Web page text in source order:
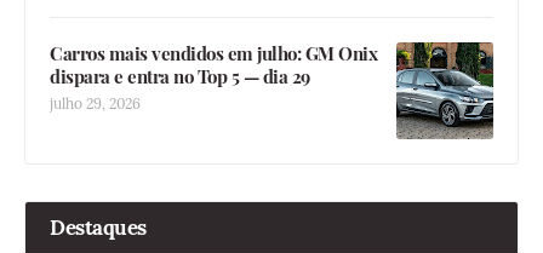
Carros mais vendidos em julho: GM Onix
dispara e entra no Top 5 — dia 29
julho 29, 2026
Destaques